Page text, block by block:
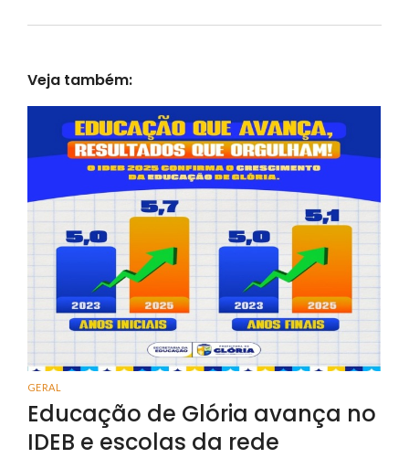
Veja também:
GERAL
Educação de Glória avança no
IDEB e escolas da rede